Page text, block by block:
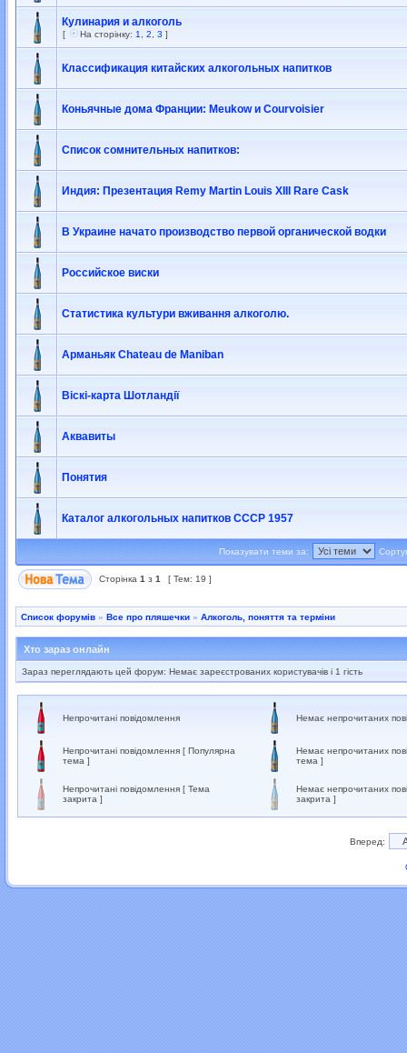
Кулинария и алкоголь
[ На сторінку: 1 2 3 ]
Классификация китайских алкогольных напитков
Коньячные дома Франции: Meukow и Courvoisier
Список сомнительных напитков:
Индия: Презентация Remy Martin Louis XIII Rare Cask
В Украине начато производство первой органической водки
Российское виски
Статистика культури вживання алкоголю.
Арманьяк Chateau de Maniban
Віскі-карта Шотландії
Аквавиты
Понятия
Каталог алкогольных напитков СССР 1957
Показувати теми за:
Сторінка 1 з 1 [ Тем: 19 ]
Список форумів » Все про пляшечки » Алкоголь, поняття та терміни
Хто зараз онлайн
Зараз переглядають цей форум: Немає зареєстрованих користувачів і 1 гість
Непрочитані повідомлення Немає непрочитаних
Непрочитані повідомлення [ Популярна
тема ]
Немає непрочитаних
тема ]
Непрочитані повідомлення [ Тема
закрита ]
Немає непрочитаних
закрита ]
Вперед: